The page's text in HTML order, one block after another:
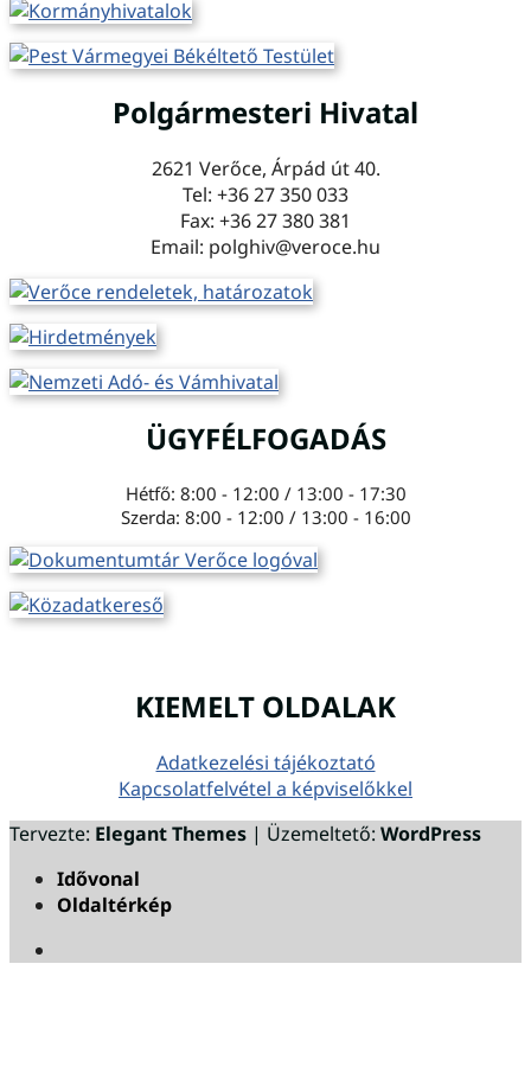
Polgármesteri Hivatal
2621 Verőce, Árpád út 40.
Tel: +36 27 350 033
Fax: +36 27 380 381
Email: polghiv@veroce.hu
ÜGYFÉLFOGADÁS
Hétfő: 8:00 - 12:00 / 13:00 - 17:30
Szerda: 8:00 - 12:00 / 13:00 - 16:00
KIEMELT OLDALAK
Adatkezelési tájékoztató
Kapcsolatfelvétel a képviselőkkel
Tervezte: Elegant Themes | Üzemeltető: WordPress
Idővonal
Oldaltérkép